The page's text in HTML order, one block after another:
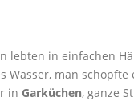
lebten in einfachen
Wasser, man
in Garküchen, ganze